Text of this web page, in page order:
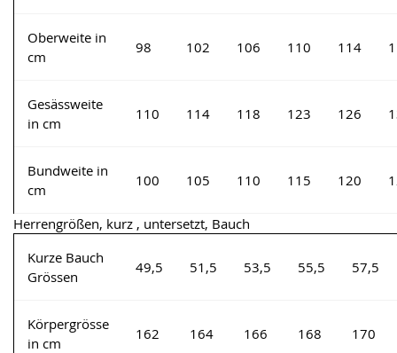
Oberweite in
cm
98 102 106 110 114
Gesässweite
in cm
110 114 118 123 126
Bundweite in
cm
100 105 110 115 120
Herrengrößen, kurz , untersetzt, Bauch
Kurze Bauch
Grössen
49,5 51,5 53,5 55,5 57,5
Körpergrösse
in cm
162 164 166 168 170